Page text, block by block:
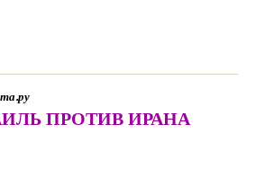
ПРОТИВ ИРАНА